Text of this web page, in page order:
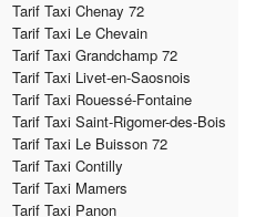
Tarif Taxi Chenay 72
Tarif Taxi Le Chevain
Tarif Taxi Grandchamp 72
Tarif Taxi Livet-en-Saosnois
Tarif Taxi Rouessé-Fontaine
Tarif Taxi Saint-Rigomer-des-Bois
Tarif Taxi Le Buisson 72
Tarif Taxi Contilly
Tarif Taxi Mamers
Tarif Taxi Panon